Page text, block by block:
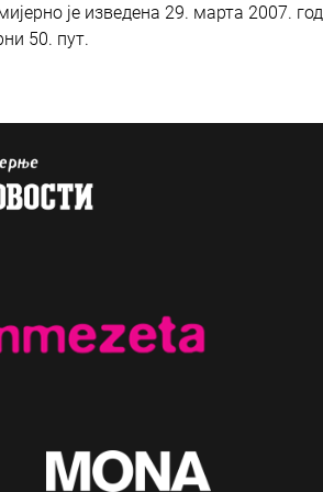
је изведена 29. марта 2007.
50. пут.